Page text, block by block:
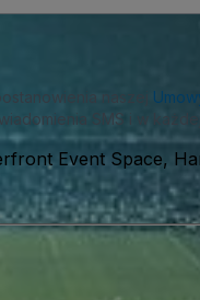
naszej
SMS i w
Event Space,